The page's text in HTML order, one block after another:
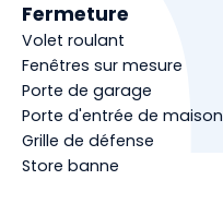
Fermeture
Volet roulant
Fenêtres sur mesure
Porte de garage
Porte d'entrée de maison
Grille de défense
Store banne